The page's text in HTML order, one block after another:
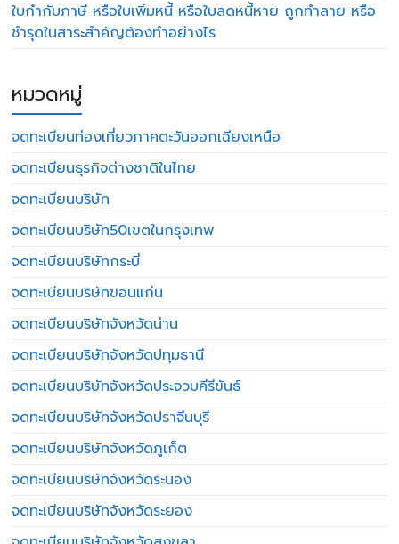
ใบกำกับภาษี หรือใบเพิ่มหนี้ หรือใบลดหนี้หาย ถูกทำลาย หรือ
ชำรุดในสาระสำคัญต้องทำอย่างไร
หมวดหมู่
จดทะเบียนท่องเที่ยวภาคตะวันออกเฉียงเหนือ
จดทะเบียนธุรกิจต่างชาติในไทย
จดทะเบียนบริษัท
จดทะเบียนบริษัท50เขตในกรุงเทพ
จดทะเบียนบริษัทกระบี่
จดทะเบียนบริษัทขอนแก่น
จดทะเบียนบริษัทจังหวัดน่าน
จดทะเบียนบริษัทจังหวัดปทุมธานี
จดทะเบียนบริษัทจังหวัดประจวบคีรีขันธ์
จดทะเบียนบริษัทจังหวัดปราจีนบุรี
จดทะเบียนบริษัทจังหวัดภูเก็ต
จดทะเบียนบริษัทจังหวัดระนอง
จดทะเบียนบริษัทจังหวัดระยอง